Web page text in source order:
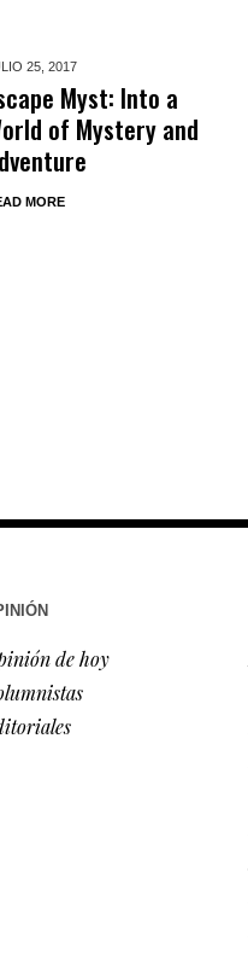
25, 2017
Myst: Into a
of Mystery and
MORE
de hoy